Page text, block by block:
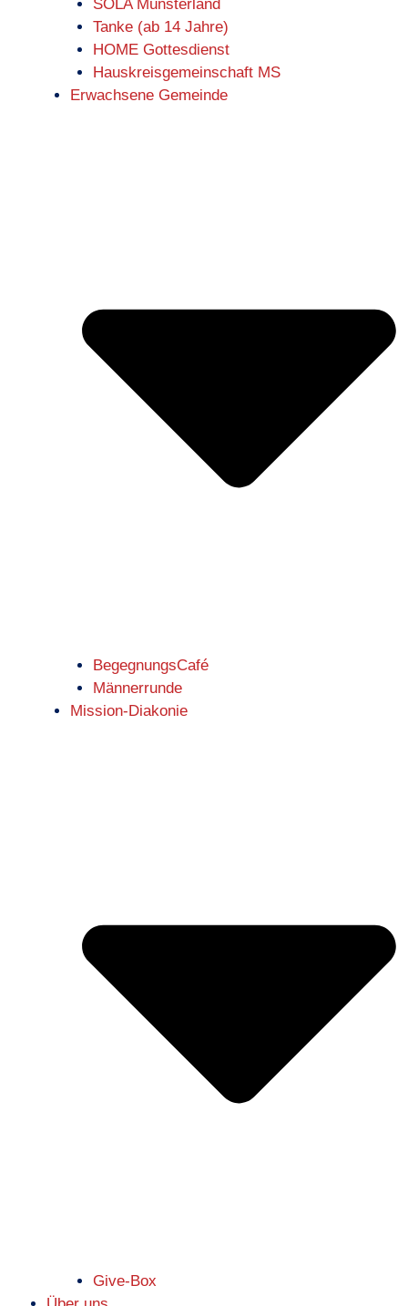
SOLA Münsterland
Tanke (ab 14 Jahre)
HOME Gottesdienst
Hauskreisgemeinschaft MS
Erwachsene Gemeinde
BegegnungsCafé
Männerrunde
Mission-Diakonie
Give-Box